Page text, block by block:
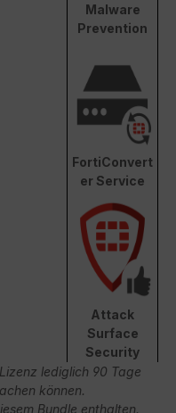
Malware
Prevention
FortiConvert
er Service
Attack
Surface
Security
lediglich 90 Tage
können.
Bundle enthalten.